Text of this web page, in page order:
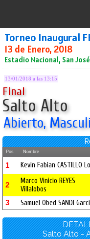
Torneo Inaugural
13 de Enero, 2018
Estadio Nacional, San José
13/01/2018 a las 13:15
Final
Salto Alto
Abierto,
Pos Nombre
1 Kevin Fabian CASTILLO
2
Marco Vinicio REYES
Villalobos
3 Samuel Obed SANDI
Salto Alto -